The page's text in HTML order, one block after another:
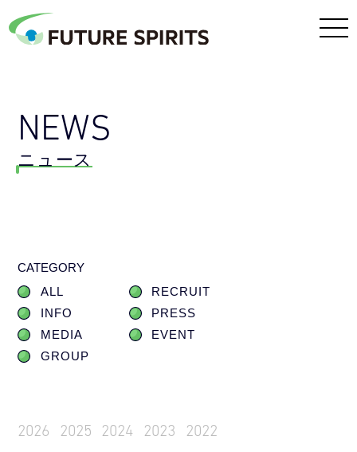
NEWS
ニュース
CATEGORY
ALL
RECRUIT
INFO
PRESS
MEDIA
EVENT
GROUP
2026 2025 2024 2023
2022